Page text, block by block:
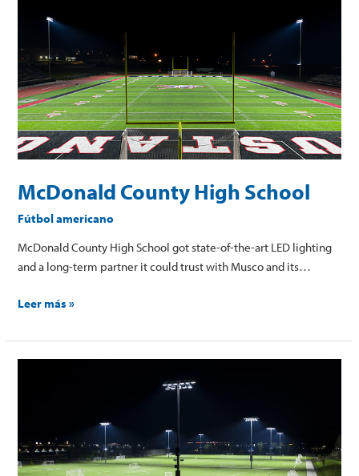
McDonald County High School
Fútbol americano
McDonald County High School got state-of-the-art LED lighting
and a long-term partner it could trust with Musco and its…
County
High
School
Leer más »